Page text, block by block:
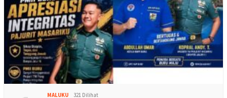
MALUKU 321 Dilihat